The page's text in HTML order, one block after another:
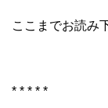
ここまでお読み
* * * * *